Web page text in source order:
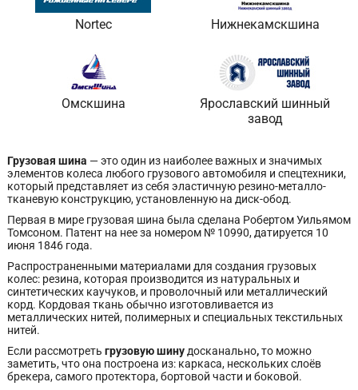
Nortec Нижнекамскшина
Омскшина
Ярославский шинный
завод
Грузовая шина — это один из наиболее важных и значимых
элементов колеса любого грузового автомобиля и спецтехники,
который представляет из себя эластичную резино-металло-
тканевую конструкцию, установленную на диск-обод.
Первая в мире грузовая шина была сделана Робертом Уильямом
Томсоном. Патент на нее за номером № 10990, датируется 10
июня 1846 года.
Распространенными материалами для создания грузовых
колес: резина, которая производится из натуральных и
синтетических каучуков, и проволочный или металлический
корд. Кордовая ткань обычно изготовливается из
металлических нитей, полимерных и специальных текстильных
нитей.
Если рассмотреть грузовую шину досканально,то можно
заметить, что она построена из: каркаса, нескольких слоёв
брекера, самого протектора, бортовой части и боковой.